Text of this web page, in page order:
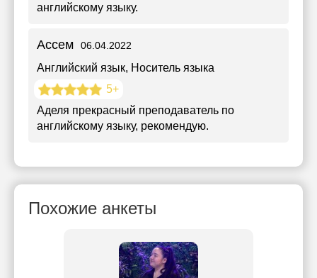
английскому языку.
Ассем 06.04.2022
Английский язык, Носитель языка
5+
Аделя прекрасный преподаватель по
английскому языку, рекомендую.
Похожие анкеты